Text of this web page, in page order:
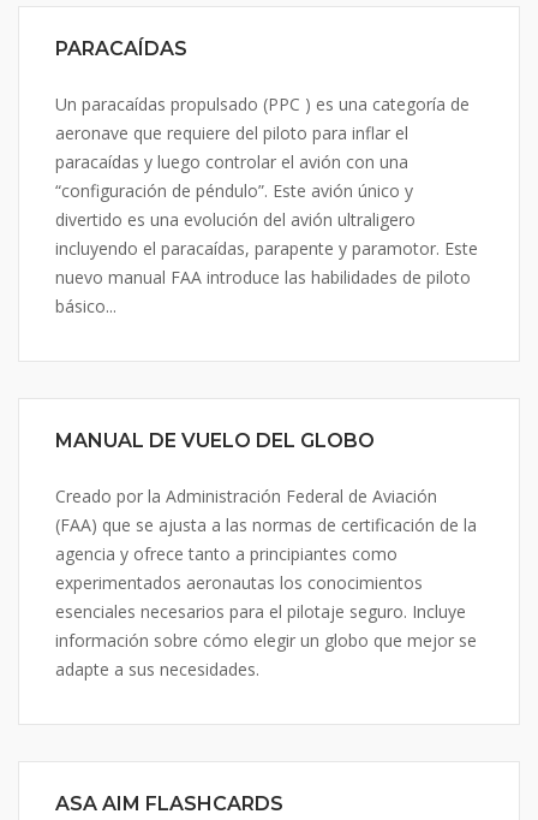
PARACAÍDAS
Un paracaídas propulsado (PPC ) es una categoría de
aeronave que requiere del piloto para inflar el
paracaídas y luego controlar el avión con una
“configuración de péndulo”. Este avión único y
divertido es una evolución del avión ultraligero
incluyendo el paracaídas, parapente y paramotor. Este
nuevo manual FAA introduce las habilidades de piloto
básico...
MANUAL DE VUELO DEL GLOBO
Creado por la Administración Federal de Aviación
(FAA) que se ajusta a las normas de certificación de la
agencia y ofrece tanto a principiantes como
experimentados aeronautas los conocimientos
esenciales necesarios para el pilotaje seguro. Incluye
información sobre cómo elegir un globo que mejor se
adapte a sus necesidades.
ASA AIM FLASHCARDS